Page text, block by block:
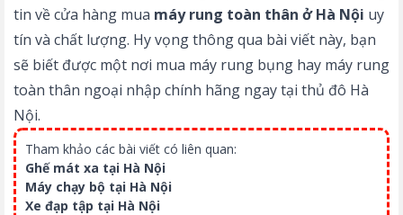
tin về cửa hàng mua máy rung toàn thân ở Hà Nội uy
tín và chất lượng. Hy vọng thông qua bài viết này, bạn
sẽ biết được một nơi mua máy rung bụng hay máy rung
toàn thân ngoại nhập chính hãng ngay tại thủ đô Hà
Nội.
Tham khảo các bài viết có liên quan:
Ghế mát xa tại Hà Nội
Máy chạy bộ tại Hà Nội
Xe đạp tập tại Hà Nội